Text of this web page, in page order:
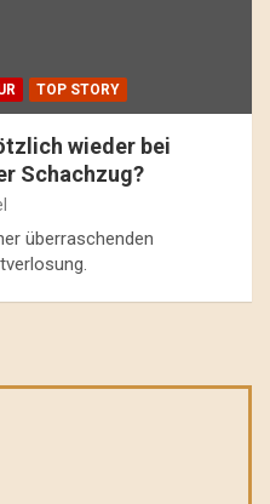
TOP STORY
wieder bei
Schachzug?
überraschenden